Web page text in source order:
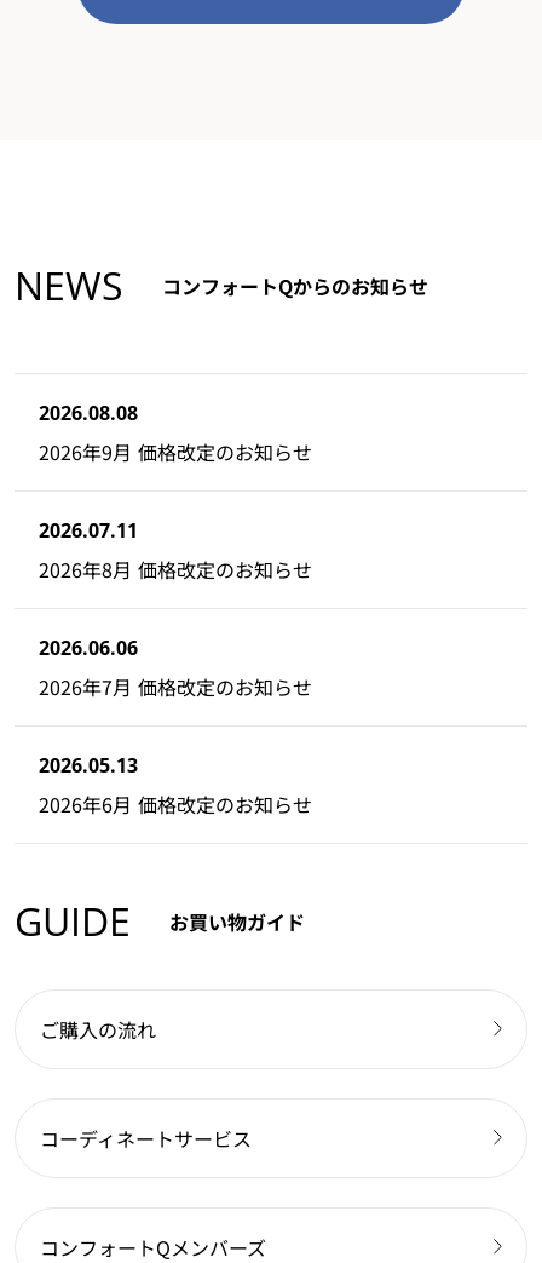
NEWS コンフォートQからのお知らせ
2026.08.08
2026年9月 価格改定のお知らせ
2026.07.11
2026年8月 価格改定のお知らせ
2026.06.06
2026年7月 価格改定のお知らせ
2026.05.13
2026年6月 価格改定のお知らせ
GUIDE お買い物ガイド
ご購入の流れ
コーディネートサービス
コンフォートQメンバーズ